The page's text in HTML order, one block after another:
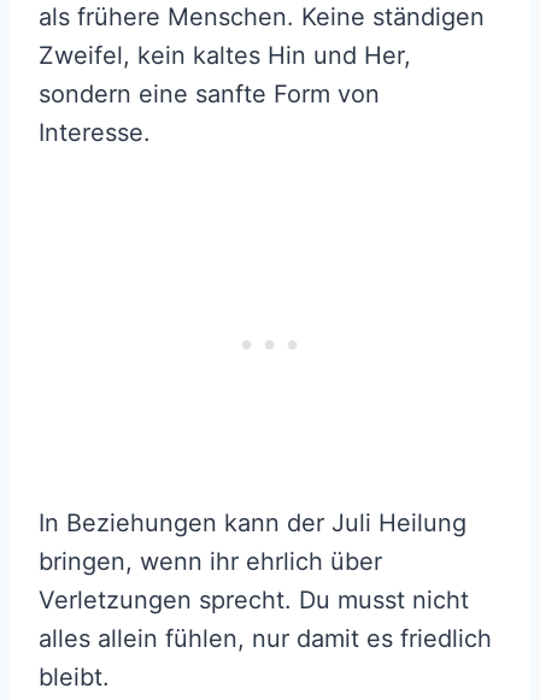
als frühere Menschen. Keine ständigen
Zweifel, kein kaltes Hin und Her,
sondern eine sanfte Form von
Interesse.
In Beziehungen kann der Juli Heilung
bringen, wenn ihr ehrlich über
Verletzungen sprecht. Du musst nicht
alles allein fühlen, nur damit es friedlich
bleibt.